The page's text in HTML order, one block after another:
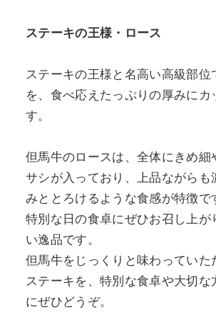
ステーキの王様・ロース
ステーキの王様と名高い高級部位
を、食べ応えたっぷりの厚みにカ
す。
但馬牛のロースは、全体にきめ細
サシが入っており、上品ながらも
みととろけるような食感が特徴で
特別な日の食卓にぜひお召し上が
い逸品です。
但馬牛をじっくりと味わっていた
ステーキを、特別な食卓や大切な
にぜひどうぞ。